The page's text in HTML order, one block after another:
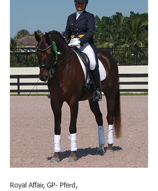
Royal Affair, GP- Pferd,